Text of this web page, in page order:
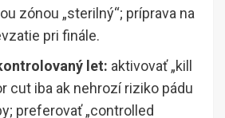
zónou „sterilný“; príprava na
pri finále.
let: aktivovať „kill
cut iba ak nehrozí riziko pádu
preferovať „controlled